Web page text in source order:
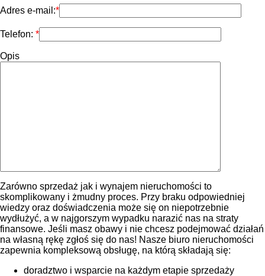
Adres e-mail:
Telefon:
Opis
Zarówno sprzedaż jak i wynajem nieruchomości to
skomplikowany i żmudny proces. Przy braku odpowiedniej
wiedzy oraz doświadczenia może się on niepotrzebnie
wydłużyć, a w najgorszym wypadku narazić nas na straty
finansowe. Jeśli masz obawy i nie chcesz podejmować działań
na własną rękę zgłoś się do nas! Nasze biuro nieruchomości
zapewnia kompleksową obsługę, na którą składają się:
doradztwo i wsparcie na każdym etapie sprzedaży